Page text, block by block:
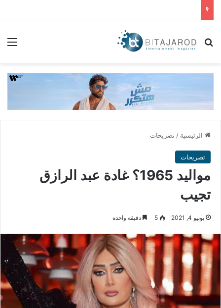
بحث عن
الرئيسية / تصريحات
تصريحات
مواليد 1965؟ غادة عبد الرازق
تجيب
يونيو 4, 2021 5 دقيقة واحدة